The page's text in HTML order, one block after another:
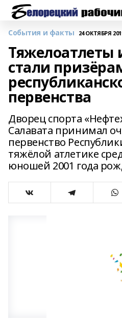
События и факты 24 ОКТЯБРЯ
Тяжелоатлеты
стали
первенства
Дворец спорта
Салавата принимал
первенство
тяжёлой атлетике
юношей 2001 года